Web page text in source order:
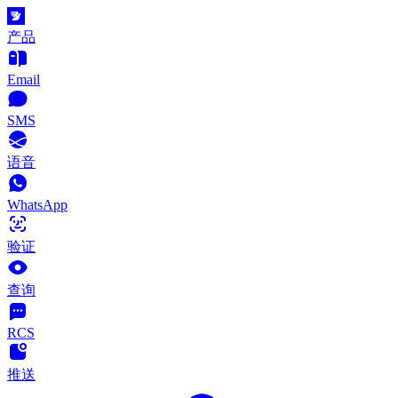
产品
Email
SMS
语音
WhatsApp
验证
查询
RCS
推送